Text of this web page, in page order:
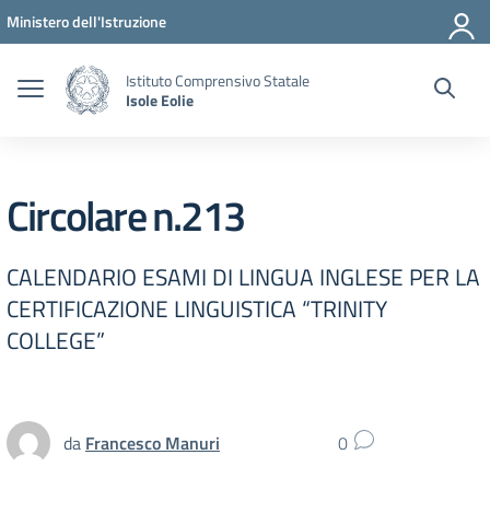
Vai ai contenuti
Vai al menu di navigazione
Vai al footer
Ministero dell'Istruzione
Istituto Comprensivo Statale
Isole Eolie
Circolare n.213
CALENDARIO ESAMI DI LINGUA INGLESE PER LA
CERTIFICAZIONE LINGUISTICA “TRINITY
COLLEGE”
da Francesco Manuri 0